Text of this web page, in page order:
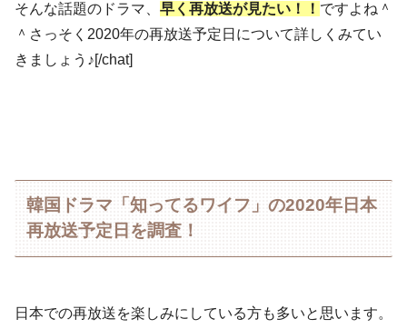
そんな話題のドラマ、 早く再放送が見たい！！ ですよね＾
＾さっそく2020年の再放送予定日について詳しくみてい
きましょう♪[/chat]
韓国ドラマ「知ってるワイフ」の2020年日本
再放送予定日を調査！
日本での再放送を楽しみにしている方も多いと思います。